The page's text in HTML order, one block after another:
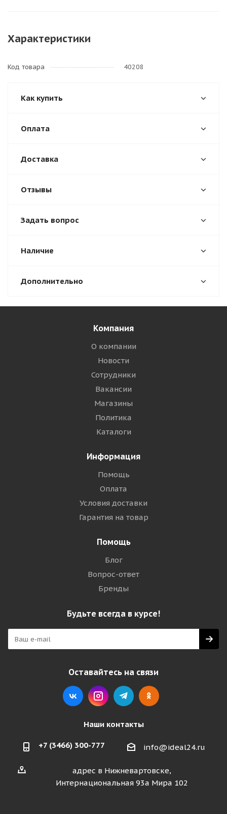
Характеристики
Код товара 40208
Как купить
Оплата
Доставка
Отзывы
Задать вопрос
Наличие
Дополнительно
Компания
О компании
Новости
Сотрудники
Вакансии
Магазины
Политика
Каталоги
Информация
Помощь
Оплата
Условия доставки
Гарантия на товар
Помощь
Блог
Вопрос-ответ
Бренды
Будьте всегда в курсе!
Оставайтесь на связи
Наши контакты
+7 (3466) 300-777 info@ideal24.ru
адрес в Нижневартовске,
Интернациональная 93а Мира 102